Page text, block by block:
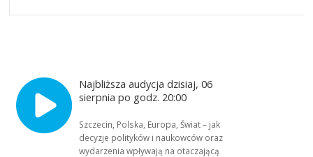
Najbliższa audycja dzisiaj, 06
sierpnia po godz. 20:00
Szczecin, Polska, Europa, Świat – jak
decyzje polityków i naukowców oraz
wydarzenia wpływają na otaczającą